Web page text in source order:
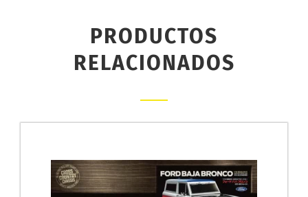
PRODUCTOS
RELACIONADOS